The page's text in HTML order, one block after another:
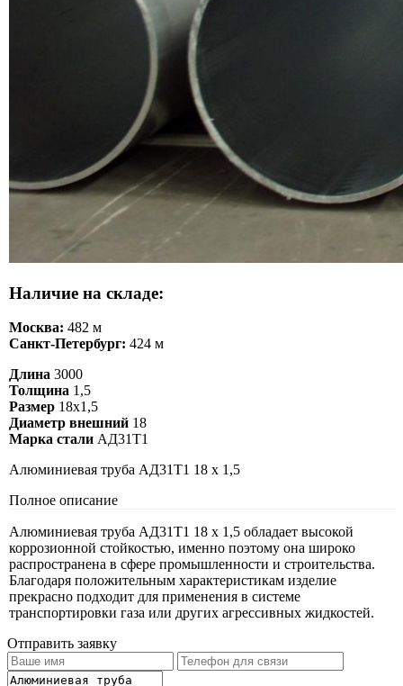
Наличие на складе:
Москва: 482 м
Санкт-Петербург: 424 м
Длина 3000
Толщина 1,5
Размер 18х1,5
Диаметр внешний 18
Марка стали АД31Т1
Алюминиевая труба АД31Т1 18 х 1,5
Полное описание
Алюминиевая труба АД31Т1 18 х 1,5 обладает высокой
коррозионной стойкостью, именно поэтому она широко
распространена в сфере промышленности и строительства.
Благодаря положительным характеристикам изделие
прекрасно подходит для применения в системе
транспортировки газа или других агрессивных жидкостей.
Отправить заявку